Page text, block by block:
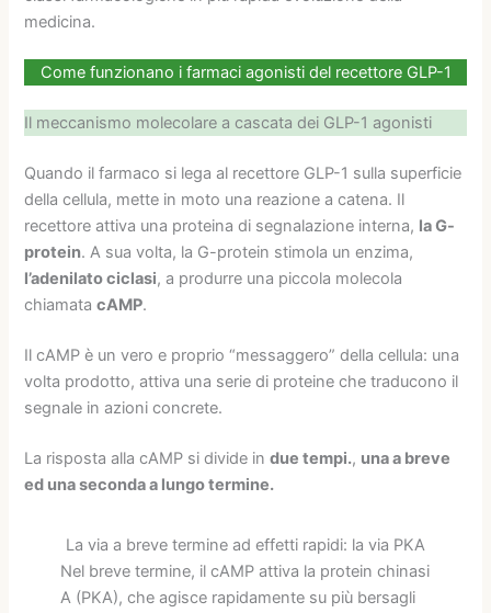
medicina.
Come funzionano i farmaci agonisti del recettore GLP-1
Il meccanismo molecolare a cascata dei GLP-1 agonisti
Quando il farmaco si lega al recettore GLP-1 sulla superficie
della cellula, mette in moto una reazione a catena. Il
recettore attiva una proteina di segnalazione interna, la G-
protein. A sua volta, la G-protein stimola un enzima,
l’adenilato ciclasi, a produrre una piccola molecola
chiamatacAMP.
Il cAMP è un vero e proprio “messaggero” della cellula: una
volta prodotto, attiva una serie di proteine che traducono il
segnale in azioni concrete.
La risposta alla cAMP si divide indue tempi., una a breve
ed una seconda a lungo termine.
La via a breve termine ad effetti rapidi: la via PKA
Nel breve termine, il cAMP attiva la protein chinasi
A (PKA), che agisce rapidamente su più bersagli